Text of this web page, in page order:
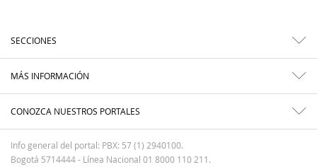
SECCIONES
MÁS INFORMACIÓN
CONOZCA NUESTROS PORTALES
Info general del portal: PBX: 57 (1) 2940100.
Bogotá 5714444 - Línea Nacional 01 8000 110 211.